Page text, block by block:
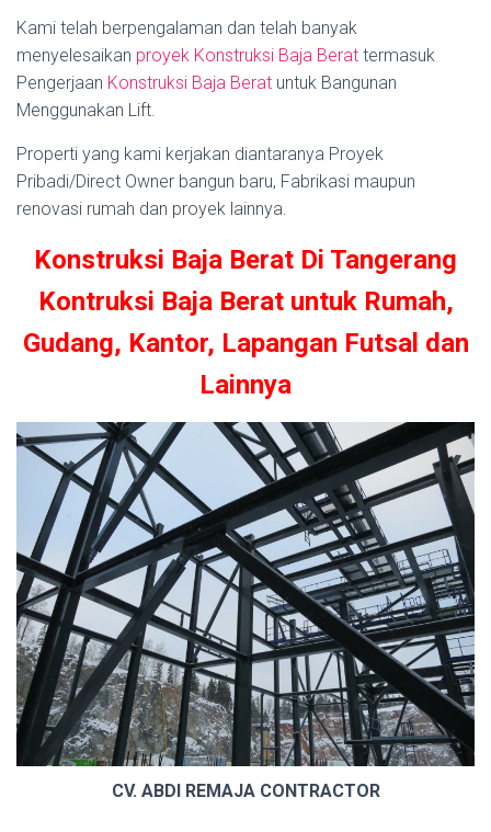
Kami telah berpengalaman dan telah banyak
menyelesaikan proyek Konstruksi Baja Berat termasuk
Pengerjaan Konstruksi Baja Berat untuk Bangunan
Menggunakan Lift.
Properti yang kami kerjakan diantaranya Proyek
Pribadi/Direct Owner bangun baru, Fabrikasi maupun
renovasi rumah dan proyek lainnya.
Konstruksi Baja Berat Di Tangerang
Kontruksi Baja Berat untuk Rumah,
Gudang, Kantor, Lapangan Futsal dan
Lainnya
CV. ABDI REMAJA CONTRACTOR